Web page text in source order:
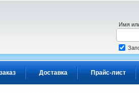
Доставка Прайс-лист
Имя